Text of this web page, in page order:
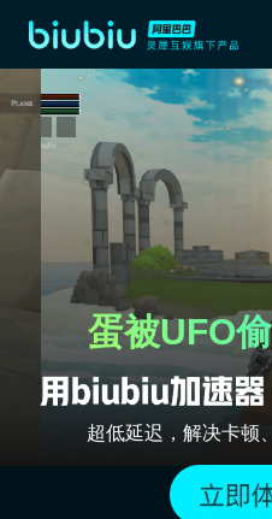
蛋被UFO
超低延迟，解决卡顿